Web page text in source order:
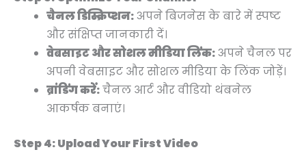
चैनल डिस्क्रिप्शन: अपने बिजनेस के बारे में स्पष्ट
और संक्षिप्त जानकारी दें।
वेबसाइट और सोशल मीडिया लिंक: अपने चैनल पर
अपनी वेबसाइट और सोशल मीडिया के लिंक जोड़ें।
ब्रांडिंग करें:चैनल आर्ट और वीडियो थंबनेल
आकर्षक बनाएं।
Step 4: Upload Your First Video